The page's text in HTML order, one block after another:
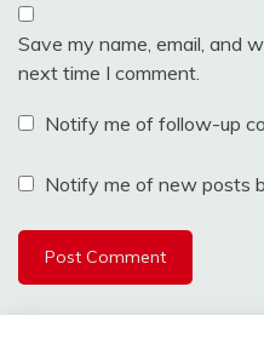
Save my name, email, and
next time I comment.
Notify me of follow-up
Notify me of new posts